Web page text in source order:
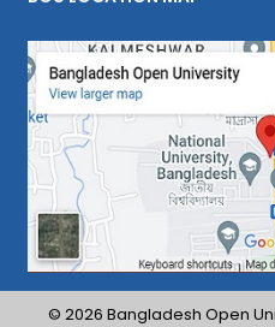
© 2026 Bangladesh Open